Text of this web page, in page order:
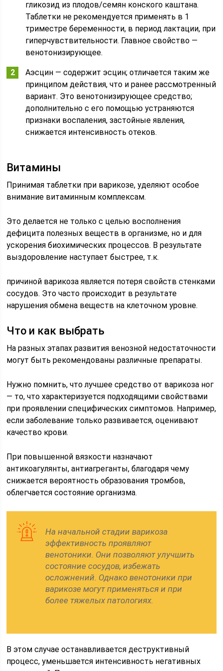
гликозид из плодов/семян конского каштана.
Таблетки не рекомендуется применять в 1
триместре беременности, в период лактации, при
гиперчувствительности. Главное свойство —
венотонизирующее.
Аэсцин — содержит эсцин; отличается таким же
принципом действия, что и ранее рассмотренный
вариант. Это венотонизирующее средство;
дополнительно с его помощью устраняются
признаки воспаления, застойные явления,
снижается интенсивность отеков.
Витамины
Принимая таблетки при варикозе, уделяют особое
внимание витаминным комплексам.
Это делается не только с целью восполнения
дефицита полезных веществ в организме, но и для
ускорения биохимических процессов. В результате
выздоровление наступает быстрее, т.к.
причиной варикоза является потеря свойств стенками
сосудов. Это часто происходит в результате
нарушения обмена веществ на клеточном уровне.
Что и как выбрать
На разных этапах развития венозной недостаточности
могут быть рекомендованы различные препараты.
Нужно помнить, что лучшее средство от варикоза ног
— то, что характеризуется подходящими свойствами
при проявлении специфических симптомов. Например,
если заболевание только развивается, оценивают
качество крови.
При повышенной вязкости назначают
антикоагулянты, антиагреганты, благодаря чему
снижается вероятность образования тромбов,
облегчается состояние организма.
На начальной стадии варикоза
эффективность проявляют
венотоники. Они позволяют улучшить
состояние сосудов, избежать
осложнений. Однако венотоники при
варикозе могут применяться и при
более тяжелых патологиях.
В этом случае останавливается деструктивный
процесс, уменьшается интенсивность негативных